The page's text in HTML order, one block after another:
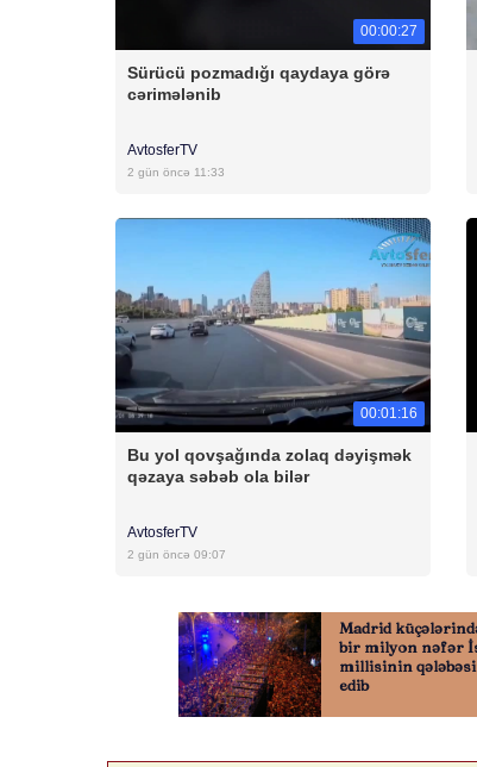
00:00:27
Sürücü pozmadığı qaydaya görə
cərimələnib
AvtosferTV
2 gün öncə 11:33
00:01:16
Bu yol qovşağında zolaq dəyişmək
qəzaya səbəb ola bilər
AvtosferTV
2 gün öncə 09:07